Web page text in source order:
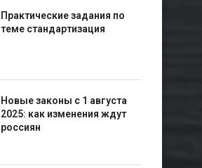
Практические задания по
теме стандартизация
Новые законы с 1 августа
2025: как изменения ждут
россиян